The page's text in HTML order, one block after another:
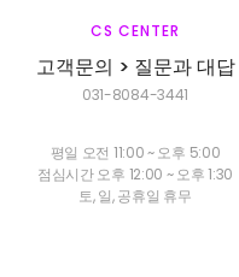
CS CENTER
고객문의 > 질문과 대답
031-8084-3441
평일 오전 11:00 ~ 오후 5:00
점심시간 오후 12:00 ~ 오후 1:30
토, 일, 공휴일 휴무